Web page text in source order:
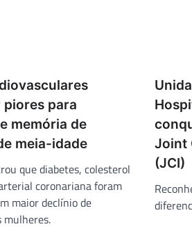
piores para
memória de
meia-idade
que diabetes, colesterol
coronariana foram
maior declínio de
mulheres.
Joint
(JCI)